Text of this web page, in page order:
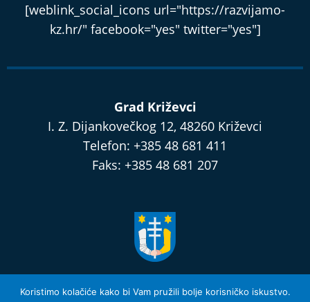
[weblink_social_icons url="https://razvijamo-
kz.hr/" facebook="yes" twitter="yes"]
Grad Križevci
I. Z. Dijankovečkog 12, 48260 Križevci
Telefon: +385 48 681 411
Faks: +385 48 681 207
razvijamo.krizevci.hr
Koristimo kolačiće kako bi Vam pružili bolje korisničko iskustvo.